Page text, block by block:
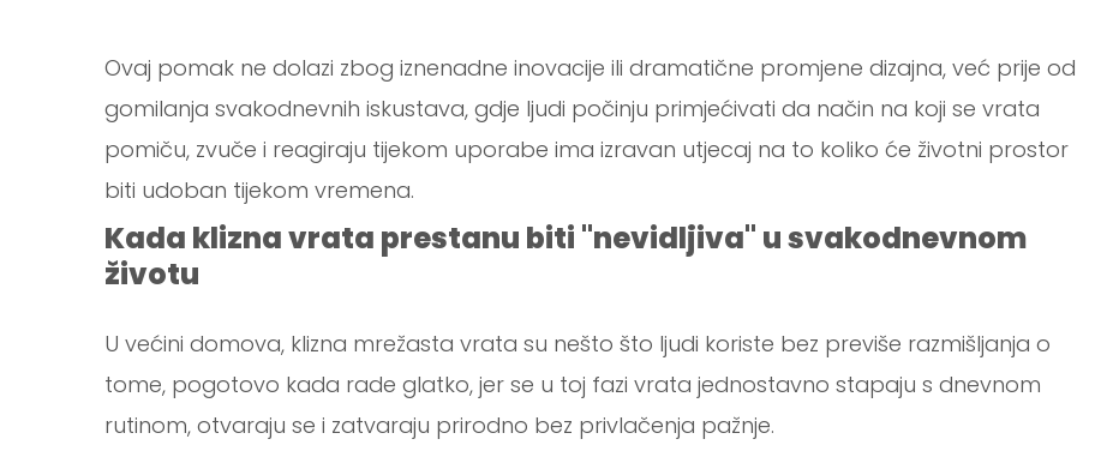
Ovaj pomak ne dolazi zbog iznenadne inovacije ili dramatične promjene dizajna, već prije od
gomilanja svakodnevnih iskustava, gdje ljudi počinju primjećivati ​​da način na koji se vrata
pomiču, zvuče i reagiraju tijekom uporabe ima izravan utjecaj na to koliko će životni prostor
biti udoban tijekom vremena.
Kada klizna vrata prestanu biti "nevidljiva" u svakodnevnom
životu
U većini domova, klizna mrežasta vrata su nešto što ljudi koriste bez previše razmišljanja o
tome, pogotovo kada rade glatko, jer se u toj fazi vrata jednostavno stapaju s dnevnom
rutinom, otvaraju se i zatvaraju prirodno bez privlačenja pažnje.